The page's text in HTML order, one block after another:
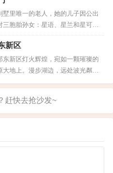
中发现了一张羊皮纸，上面记录
旅行的经历。受此启发，他决定尝
与他的侄子以及向导汉斯一同从汉
找到一位经...
墅里唯一的老人，她的儿子因公出
三胞胎孙女：星语、星兰和星可。
天围坐在知识渊博且慈祥的蘑菇奶
述各种童话故事。从《拇指姑
子》，这些美妙的故事陪伴着她们
乐的下午。 然而时光飞逝，随着三
新区
东新区灯火辉煌，宛如一颗璀璨的
大地上。漫步湖边，远处波光粼粼
陶醉，五颜六色的灯光映照在水面
，顶部闪烁的光芒仿佛赋予了它
去，双塔倒映在湖面之上，宛如一